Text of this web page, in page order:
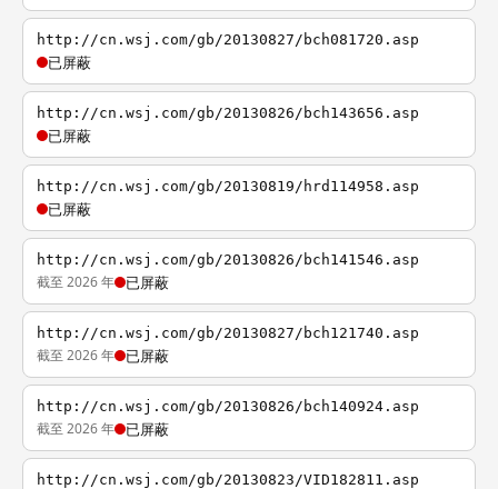
http://cn.wsj.com/gb/20130827/bch081720.asp
已屏蔽
http://cn.wsj.com/gb/20130826/bch143656.asp
已屏蔽
http://cn.wsj.com/gb/20130819/hrd114958.asp
已屏蔽
http://cn.wsj.com/gb/20130826/bch141546.asp
截至 2026 年 已屏蔽
http://cn.wsj.com/gb/20130827/bch121740.asp
截至 2026 年 已屏蔽
http://cn.wsj.com/gb/20130826/bch140924.asp
截至 2026 年 已屏蔽
http://cn.wsj.com/gb/20130823/VID182811.asp